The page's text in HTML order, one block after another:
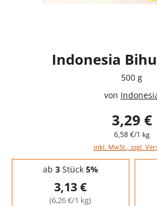
Indonesia
500 g
von
3,29 €
6,58 €/1 kg
inkl. MwSt., zzgl.
Staffelpreise - Mengenrabatt
ab 3Stück 5%
3,13 €
(6,26 €/1 kg)